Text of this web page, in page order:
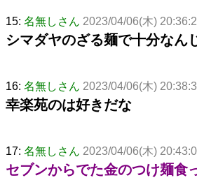
15: 名無しさん 2023/04/06(木)
シマダヤのざる麺で十分なん
16: 名無しさん 2023/04/06(木)
幸楽苑のは好きだな
17: 名無しさん 2023/04/06(木)
セブンからでた金のつけ麺食